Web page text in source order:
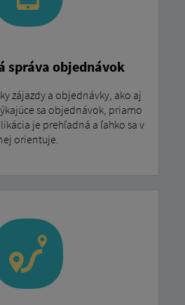
správa objednávok
zájazdy a objednávky, ako aj
sa objednávok, priamo
je prehľadná a ľahko sa v
orientuje.